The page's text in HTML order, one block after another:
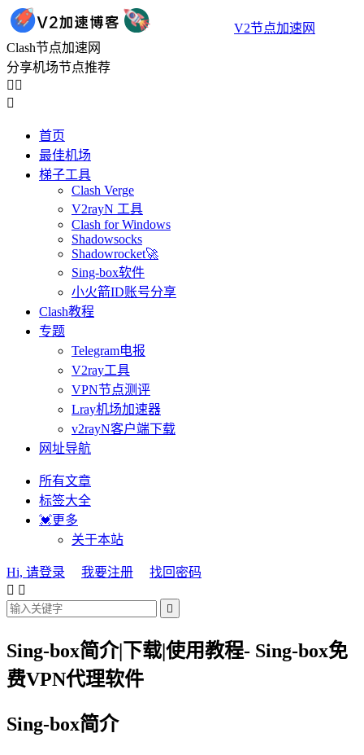
V2节点加速网
Clash节点加速网
分享机场节点推荐
 

首页
最佳机场
梯子工具
Clash Verge
V2rayN 工具
Clash for Windows
Shadowsocks
Shadowrocket🚀
Sing-box软件
小火箭ID账号分享
Clash教程
专题
Telegram电报
V2ray工具
VPN节点测评
Lray机场加速器
v2rayN客户端下载
网址导航
所有文章
标签大全
💓更多
关于本站
Hi, 请登录 我要注册
找回密码
 

Sing-box简介|下载|使用教程- Sing-box免
费VPN代理软件
Sing-box简介